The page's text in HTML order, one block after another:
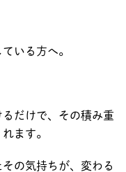
いる方へ。
だけで、その積み重
ます。
の気持ちが、変わる